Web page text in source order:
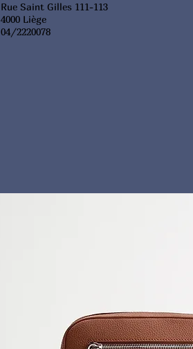
Rue Saint Gilles 111-113
4000 Liège
04/2220078